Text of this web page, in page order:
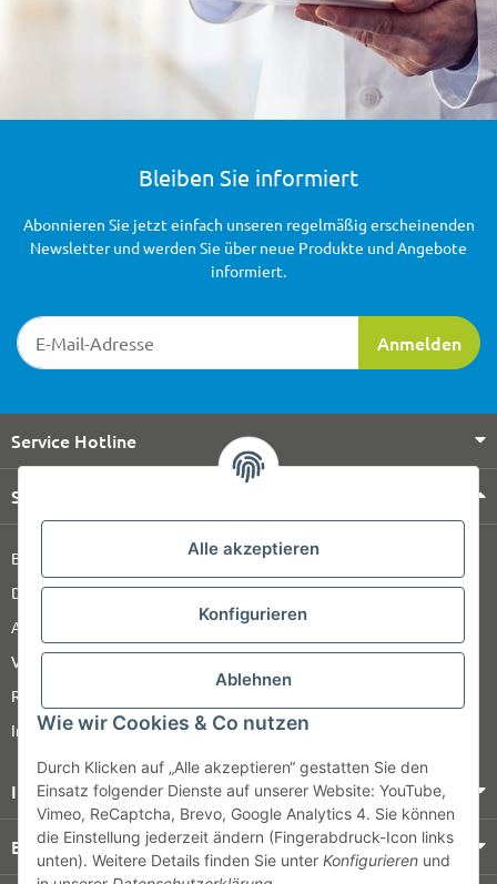
Alle akzeptieren
Konfigurieren
Ablehnen
Wie wir Cookies & Co nutzen
Durch Klicken auf „Alle akzeptieren“ gestatten Sie den
Einsatz folgender Dienste auf unserer Website: YouTube,
Vimeo, ReCaptcha, Brevo, Google Analytics 4. Sie können
die Einstellung jederzeit ändern (Fingerabdruck-Icon links
unten). Weitere Details finden Sie unter Konfigurieren und
Bleiben Sie informiert
Newsletter-Registrierung
Anmelden
Abonnieren Sie jetzt einfach unseren regelmäßig erscheinenden
Newsletter und werden Sie über neue Produkte und Angebote
informiert.
Service Hotline
Shop Service
Barrierefreiheitserklärung
Datenschutz
AGB
Versandinformationen
Retour
Impressum
Informationen
Bezahlung & Versand